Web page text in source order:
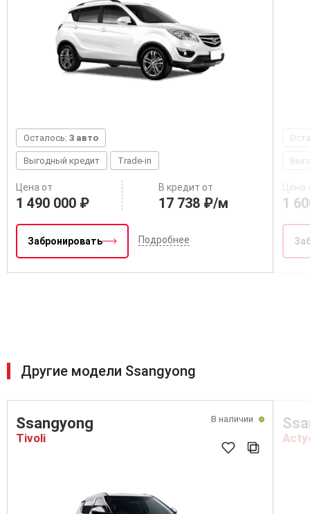
Осталось: 3 авто
Выгодный кредит Trade-in
Цена от
1 490 000 ₽
В кредит от
17 738 ₽/м
Забронировать Подробнее
Цена
1
Другие модели Ssangyong
В наличии
Ssangyong
Tivoli